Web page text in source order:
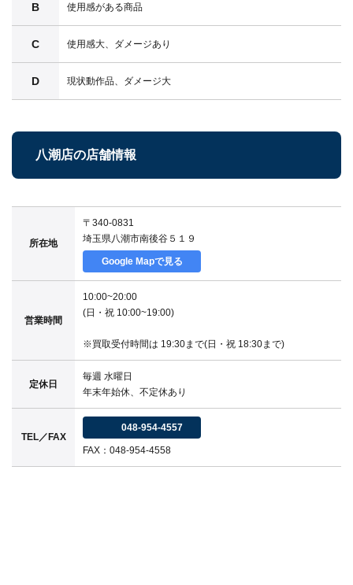
B 使用感がある商品
C 使用感大、ダメージあり
D 現状動作品、ダメージ大
八潮店の店舗情報
所在地
〒340-0831
埼玉県八潮市南後谷５１９
Google Mapで見る
営業時間
10:00~20:00
(日・祝 10:00~19:00)
※買取受付時間は 19:30まで(日・祝 18:30まで)
定休日
毎週 水曜日
年末年始休、不定休あり
TEL／FAX
048-954-4557
FAX：048-954-4558